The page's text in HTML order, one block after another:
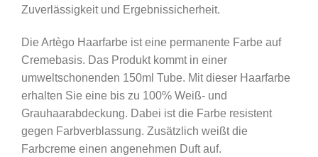
Zuverlässigkeit und Ergebnissicherheit.
Die Artègo Haarfarbe ist eine permanente Farbe auf
Cremebasis. Das Produkt kommt in einer
umweltschonenden 150ml Tube. Mit dieser Haarfarbe
erhalten Sie eine bis zu 100% Weiß- und
Grauhaarabdeckung. Dabei ist die Farbe resistent
gegen Farbverblassung. Zusätzlich weißt die
Farbcreme einen angenehmen Duft auf.